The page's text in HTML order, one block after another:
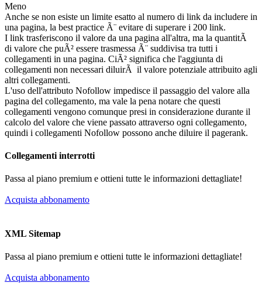
Meno
Anche se non esiste un limite esatto al numero di link da includere in
una pagina, la best practice Ã¨ evitare di superare i 200 link.
I link trasferiscono il valore da una pagina all'altra, ma la quantitÃ
di valore che puÃ² essere trasmessa Ã¨ suddivisa tra tutti i
collegamenti in una pagina. CiÃ² significa che l'aggiunta di
collegamenti non necessari diluirÃ il valore potenziale attribuito agli
altri collegamenti.
L'uso dell'attributo Nofollow impedisce il passaggio del valore alla
pagina del collegamento, ma vale la pena notare che questi
collegamenti vengono comunque presi in considerazione durante il
calcolo del valore che viene passato attraverso ogni collegamento,
quindi i collegamenti Nofollow possono anche diluire il pagerank.
Collegamenti interrotti
Passa al piano premium e ottieni tutte le informazioni dettagliate!
Acquista abbonamento
XML Sitemap
Passa al piano premium e ottieni tutte le informazioni dettagliate!
Acquista abbonamento